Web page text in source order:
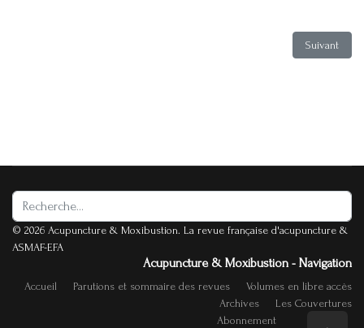
Article
Suivant
Rechercher
© 2026 Acupuncture & Moxibustion. La revue française d'acupuncture &
ASMAF-EFA
Acupuncture & Moxibustion - Navigation
Accueil Parutions et sommaire des revues
Volumes en libre accès
Archives
Les Couvertures
Abonnement